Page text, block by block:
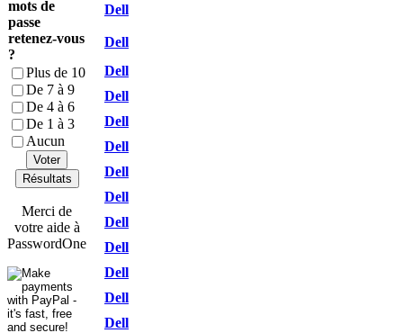
mots de
passe
retenez-vous
?
Plus de 10
De 7 à 9
De 4 à 6
De 1 à 3
Aucun
Voter
Résultats
Merci de
votre aide à
PasswordOne
Dell
Dell
Dell
Dell
Dell
Dell
Dell
Dell
Dell
Dell
Dell
Dell
Dell